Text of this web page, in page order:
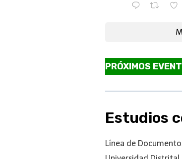
PRÓXIMOS
Estudios
Línea de